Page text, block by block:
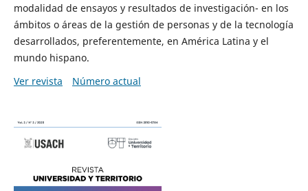
modalidad de ensayos y resultados de investigación- en los
ámbitos o áreas de la gestión de personas y de la tecnología
desarrollados, preferentemente, en América Latina y el
mundo hispano.
Ver revista
Número actual